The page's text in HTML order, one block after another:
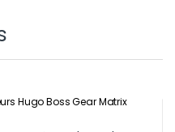
Hugo Boss Gear Matrix